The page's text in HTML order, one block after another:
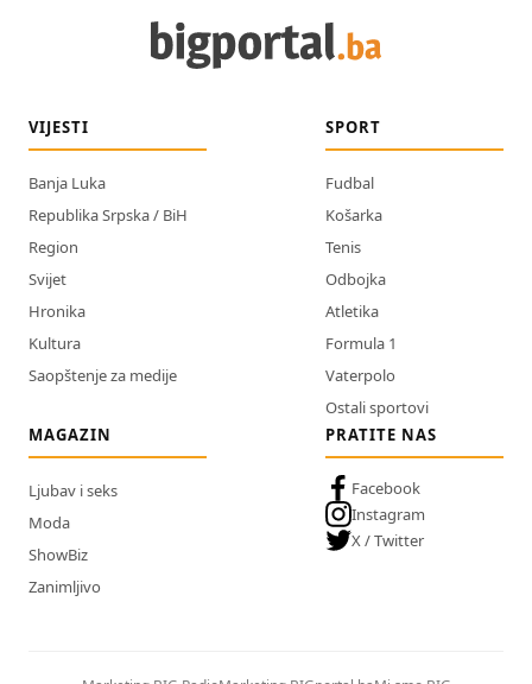
VIJESTI
Banja Luka
Republika Srpska / BiH
Region
Svijet
Hronika
Kultura
Saopštenje za medije
SPORT
Fudbal
Košarka
Tenis
Odbojka
Atletika
Formula 1
Vaterpolo
Ostali sportovi
MAGAZIN
Ljubav i seks
Moda
ShowBiz
Zanimljivo
PRATITE NAS
Facebook
Instagram
X / Twitter